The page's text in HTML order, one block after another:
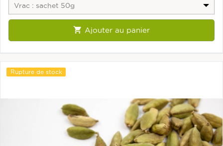
Vrac : sachet 50g
 Ajouter au panier
Rupture de stock